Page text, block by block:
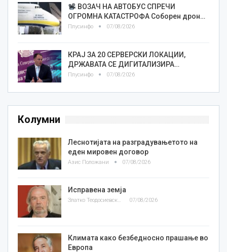
ВОЗАЧ НА АВТОБУС СПРЕЧИ
ОГРОМНА КАТАСТРОФА Соборен дрон…
Плусинфо 07/08/2026
КРАЈ ЗА 20 СЕРВЕРСКИ ЛОКАЦИИ,
ДРЖАВАТА СЕ ДИГИТАЛИЗИРА…
Плусинфо 07/08/2026
Колумни
Леснотијата на разградувањетото на
еден мировен договор
Азис Положани 07/08/2026
Исправена земја
Златко Теодосиевски 07/08/2026
Климата како безбедносно прашање во
Европа